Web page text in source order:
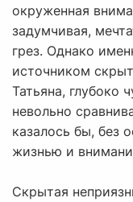
окруженная
задумчивая,
грез. Однако
источником
Татьяна, глубоко
невольно
казалось бы, без
жизнью и
Скрытая